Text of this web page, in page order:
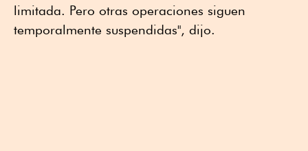
limitada. Pero otras operaciones siguen
temporalmente suspendidas", dijo.